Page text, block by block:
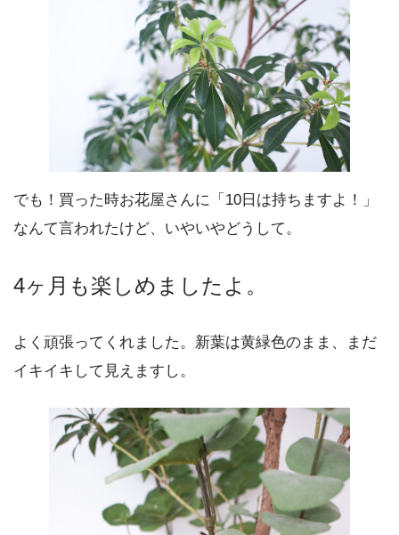
でも！買った時お花屋さんに「10日は持ちますよ！」
なんて言われたけど、いやいやどうして。
4ヶ月も楽しめましたよ。
よく頑張ってくれました。新葉は黄緑色のまま、まだ
イキイキして見えますし。